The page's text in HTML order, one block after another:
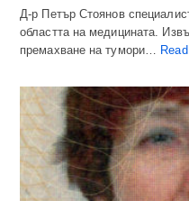
Д-р Петър Стоянов
областта на медицината.
премахване на тумори…